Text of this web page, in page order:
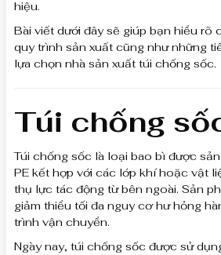
hiệu.
Bài viết dưới đây sẽ giúp bạn hiểu rõ
quy trình sản xuất cũng như những
lựa chọn nhà sản xuất túi chống sốc.
Túi chống
Túi chống sốc là loại bao bì được
PE kết hợp với các lớp khí hoặc vật
thụ lực tác động từ bên ngoài. Sản
giảm thiểu tối đa nguy cơ hư hỏng
trình vận chuyển.
Ngày nay, túi chống sốc được sử